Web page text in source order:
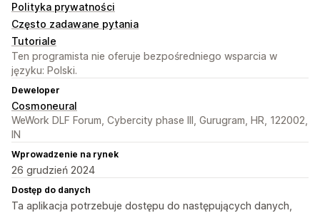
Polityka prywatności
Często zadawane pytania
Tutoriale
Ten programista nie oferuje bezpośredniego wsparcia w
języku: Polski.
Deweloper
Cosmoneural
WeWork DLF Forum, Cybercity phase III, Gurugram, HR, 122002,
IN
Wprowadzenie na rynek
26 grudzień 2024
Dostęp do danych
Ta aplikacja potrzebuje dostępu do następujących danych,